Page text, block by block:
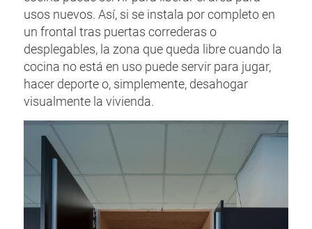
usos nuevos. Así, si se instala por completo en
un frontal tras puertas correderas o
desplegables, la zona que queda libre cuando la
cocina no está en uso puede servir para jugar,
hacer deporte o, simplemente, desahogar
visualmente la vivienda.